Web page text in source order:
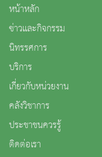
หน้าหลัก
ข่าวและกิจกรรม
นิทรรศการ
บริการ
เกี่ยวกับหน่วยงาน
คลังวิชาการ
ประชาชนควรรู้
ติดต่อเรา